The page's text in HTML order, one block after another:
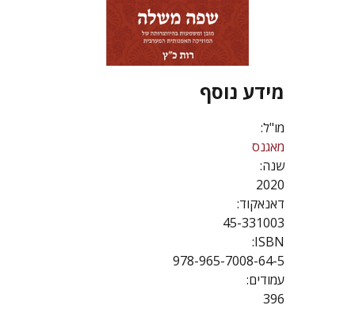
מידע נוסף
מו"ל:
מאגנס
שנה:
2020
דאנאקוד:
45-331003
ISBN:
978-965-7008-64-5
עמודים:
396